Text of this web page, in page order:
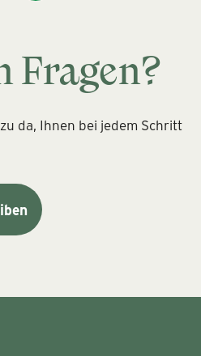
Fragen?
da, Ihnen bei jedem Schritt